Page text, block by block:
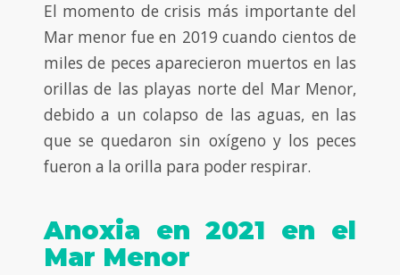
El momento de crisis más importante del
Mar menor fue en 2019 cuando cientos de
miles de peces aparecieron muertos en las
orillas de las playas norte del Mar Menor,
debido a un colapso de las aguas, en las
que se quedaron sin oxígeno y los peces
fueron a la orilla para poder respirar.
Anoxia en 2021 en el
Mar Menor